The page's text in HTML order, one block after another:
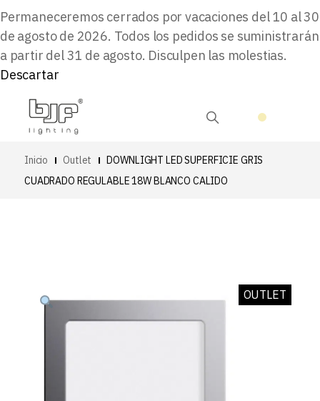
Permaneceremos cerrados por vacaciones del 10 al 30
de agosto de 2026. Todos los pedidos se suministrarán
a partir del 31 de agosto. Disculpen las molestias.
Descartar
Inicio Outlet
DOWNLIGHT LED SUPERFICIE GRIS
CUADRADO REGULABLE 18W BLANCO CALIDO
OUTLET